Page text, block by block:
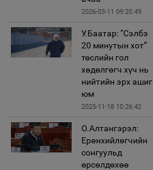
2026-03-11 09:20:49
У.Баатар: “Сэлбэ
20 минутын хот”
төслийн гол
хөдөлгөгч хүч нь
нийтийн эрх ашиг
юм
2025-11-18 10:26:42
О.Алтангэрэл:
Ерөнхийлөгчийн
сонгуульд
өрсөлдөхөө